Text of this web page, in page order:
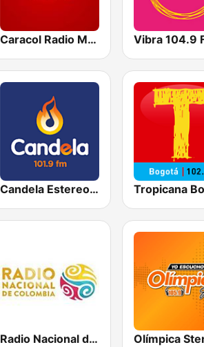
Caracol Radio Medellín Vibra 104.9
Candela Estereo 101.9 FM Tropicana
Radio Nacional de Colombia Bogotá 95.9 FM